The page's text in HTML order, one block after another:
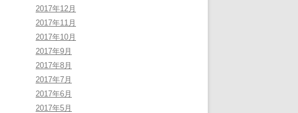
2017年12月
2017年11月
2017年10月
2017年9月
2017年8月
2017年7月
2017年6月
2017年5月